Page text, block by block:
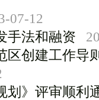
07-12
手法和融资
区创建工作导
划》评审顺利